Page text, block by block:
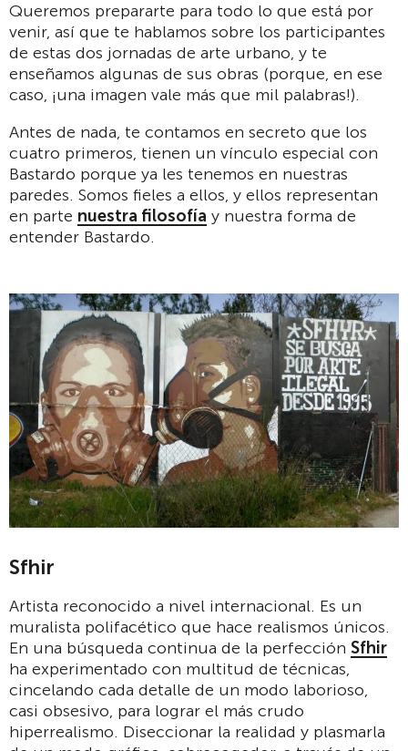
Queremos prepararte para todo lo que está por
venir, así que te hablamos sobre los participantes
de estas dos jornadas de arte urbano, y te
enseñamos algunas de sus obras (porque, en ese
caso, ¡una imagen vale más que mil palabras!).
Antes de nada, te contamos en secreto que los
cuatro primeros, tienen un vínculo especial con
Bastardo porque ya les tenemos en nuestras
paredes. Somos fieles a ellos, y ellos representan
en parte nuestra filosofía y nuestra forma de
entender Bastardo.
Sfhir
Artista reconocido a nivel internacional. Es un
muralista polifacético que hace realismos únicos.
En una búsqueda continua de la perfección Sfhir
ha experimentado con multitud de técnicas,
cincelando cada detalle de un modo laborioso,
casi obsesivo, para lograr el más crudo
hiperrealismo. Diseccionar la realidad y plasmarla